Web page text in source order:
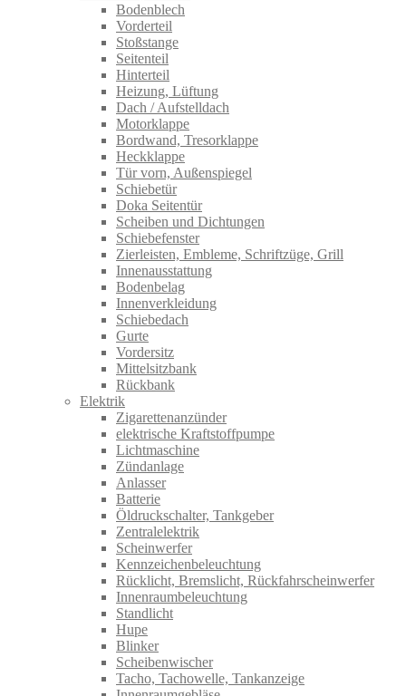
Bodenblech
Vorderteil
Stoßstange
Seitenteil
Hinterteil
Heizung, Lüftung
Dach / Aufstelldach
Motorklappe
Bordwand, Tresorklappe
Heckklappe
Tür vorn, Außenspiegel
Schiebetür
Doka Seitentür
Scheiben und Dichtungen
Schiebefenster
Zierleisten, Embleme, Schriftzüge, Grill
Innenausstattung
Bodenbelag
Innenverkleidung
Schiebedach
Gurte
Vordersitz
Mittelsitzbank
Rückbank
Elektrik
Zigarettenanzünder
elektrische Kraftstoffpumpe
Lichtmaschine
Zündanlage
Anlasser
Batterie
Öldruckschalter, Tankgeber
Zentralelektrik
Scheinwerfer
Kennzeichenbeleuchtung
Rücklicht, Bremslicht, Rückfahrscheinwerfer
Innenraumbeleuchtung
Standlicht
Hupe
Blinker
Scheibenwischer
Tacho, Tachowelle, Tankanzeige